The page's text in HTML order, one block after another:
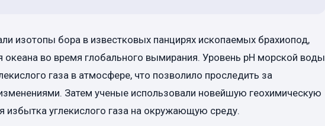
изотопы бора в известковых панцирях ископаемых брахиопод,
океана во время глобального вымирания. Уровень pH морской воды
газа в атмосфере, что позволило проследить за
Затем ученые использовали новейшую геохимическую
избытка углекислого газа на окружающую среду.